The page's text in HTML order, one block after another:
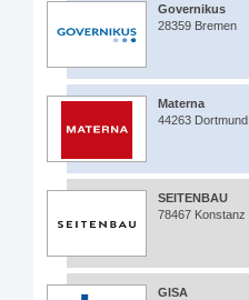
Governikus
28359 Bremen
Materna
44263 Dortmund
SEITENBAU
78467 Konstanz
GISA